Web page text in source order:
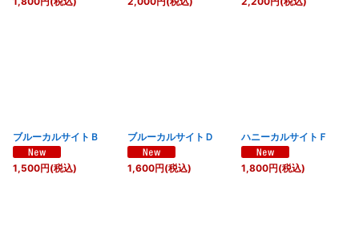
ブルーカルサイトＢ
1,500円(税込)
ブルーカルサイトＤ
1,600円(税込)
ハニーカルサイトＦ
1,800円(税込)